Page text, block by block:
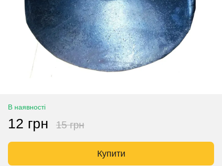
В наявності
12 грн 15 грн
Купити